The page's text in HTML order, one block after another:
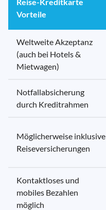
Vorteile
Weltweite Akzeptanz
(auch bei Hotels &
Mietwagen)
Notfallabsicherung
durch Kreditrahmen
Möglicherweise inklusive
Reiseversicherungen
Kontaktloses und
mobiles Bezahlen
möglich